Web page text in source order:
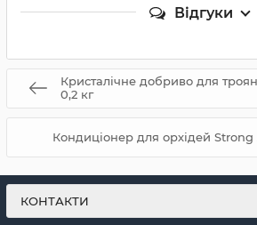
Відгуки
Кристалічне добриво для
0,2 кг
Кондиціонер для орхідей
КОНТАКТИ